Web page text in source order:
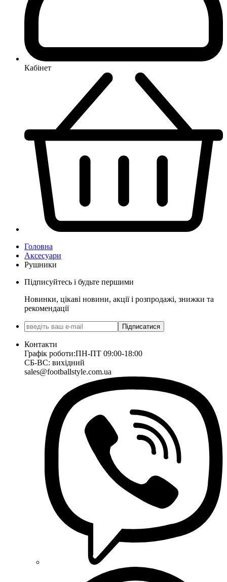
Кабінет
Головна
Аксесуари
Рушники
Підписуйтесь і будьте першими
Новинки, цікаві новини, акції і розпродажі, знижки та
рекомендації
Підписатися
Контакти
Графік роботи:ПН-ПТ 09:00-18:00
СБ-ВС: вихідний
sales@footballstyle.com.ua